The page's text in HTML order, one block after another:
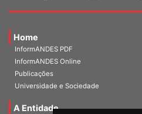
Home
InformANDES PDF
InformANDES Online
Publicações
Universidade e Sociedade
A Entidade